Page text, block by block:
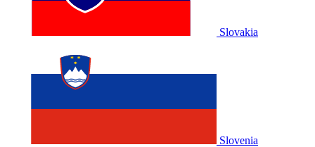
Slovakia
Slovenia